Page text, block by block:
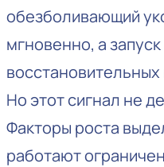
обезболивающий
мгновенно, а
Но этот сигнал не
Факторы роста
работают